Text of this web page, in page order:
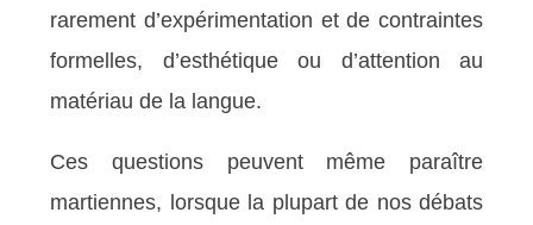
rarement d’expérimentation et de contraintes
formelles, d’esthétique ou d’attention au
matériau de la langue.
Ces questions peuvent même paraître
martiennes, lorsque la plupart de nos débats